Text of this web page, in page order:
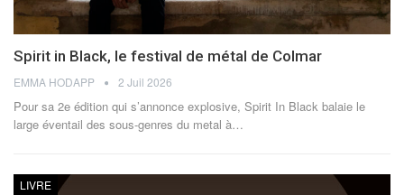
Spirit in Black, le festival de métal de Colmar
EMMA HODAPP 2 Juil 2026
Pour sa 2e édition qui s’annonce explosive, Spirit In Black balaie le
large éventail des sous-genres du metal à…
LIVRE